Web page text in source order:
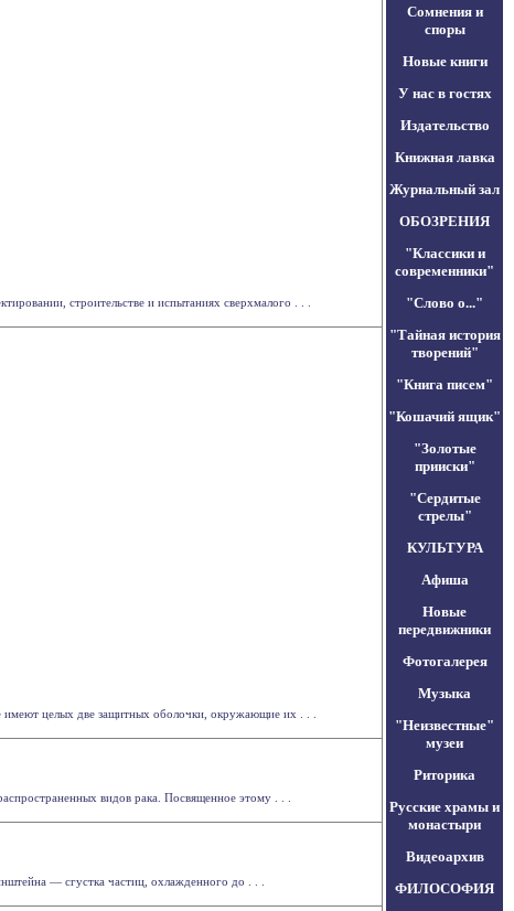
строительстве и испытаниях сверхмалого . . .
целых две защитных оболочки, окружающие их . . .
видов рака. Посвященное этому . . .
— сгустка частиц, охлажденного до . . .
Сомнения и
споры
Новые книги
У нас в гостях
Издательство
Книжная лавка
Журнальный зал
ОБОЗРЕНИЯ
"Классики и
современники"
"Слово о..."
"Тайная история
творений"
"Книга писем"
"Кошачий ящик"
"Золотые
прииски"
"Сердитые
стрелы"
КУЛЬТУРА
Афиша
Новые
передвижники
Фотогалерея
Музыка
"Неизвестные"
музеи
Риторика
Русские храмы и
монастыри
Видеоархив
ФИЛОСОФИЯ